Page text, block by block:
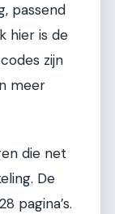
passend
hier is de
zijn
meer
die net
De
pagina’s.